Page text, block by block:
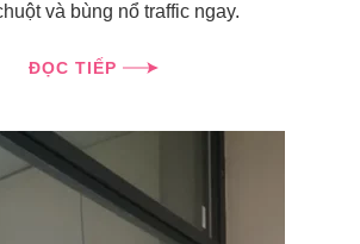
và bùng nổ traffic ngay.
ĐỌC TIẾP